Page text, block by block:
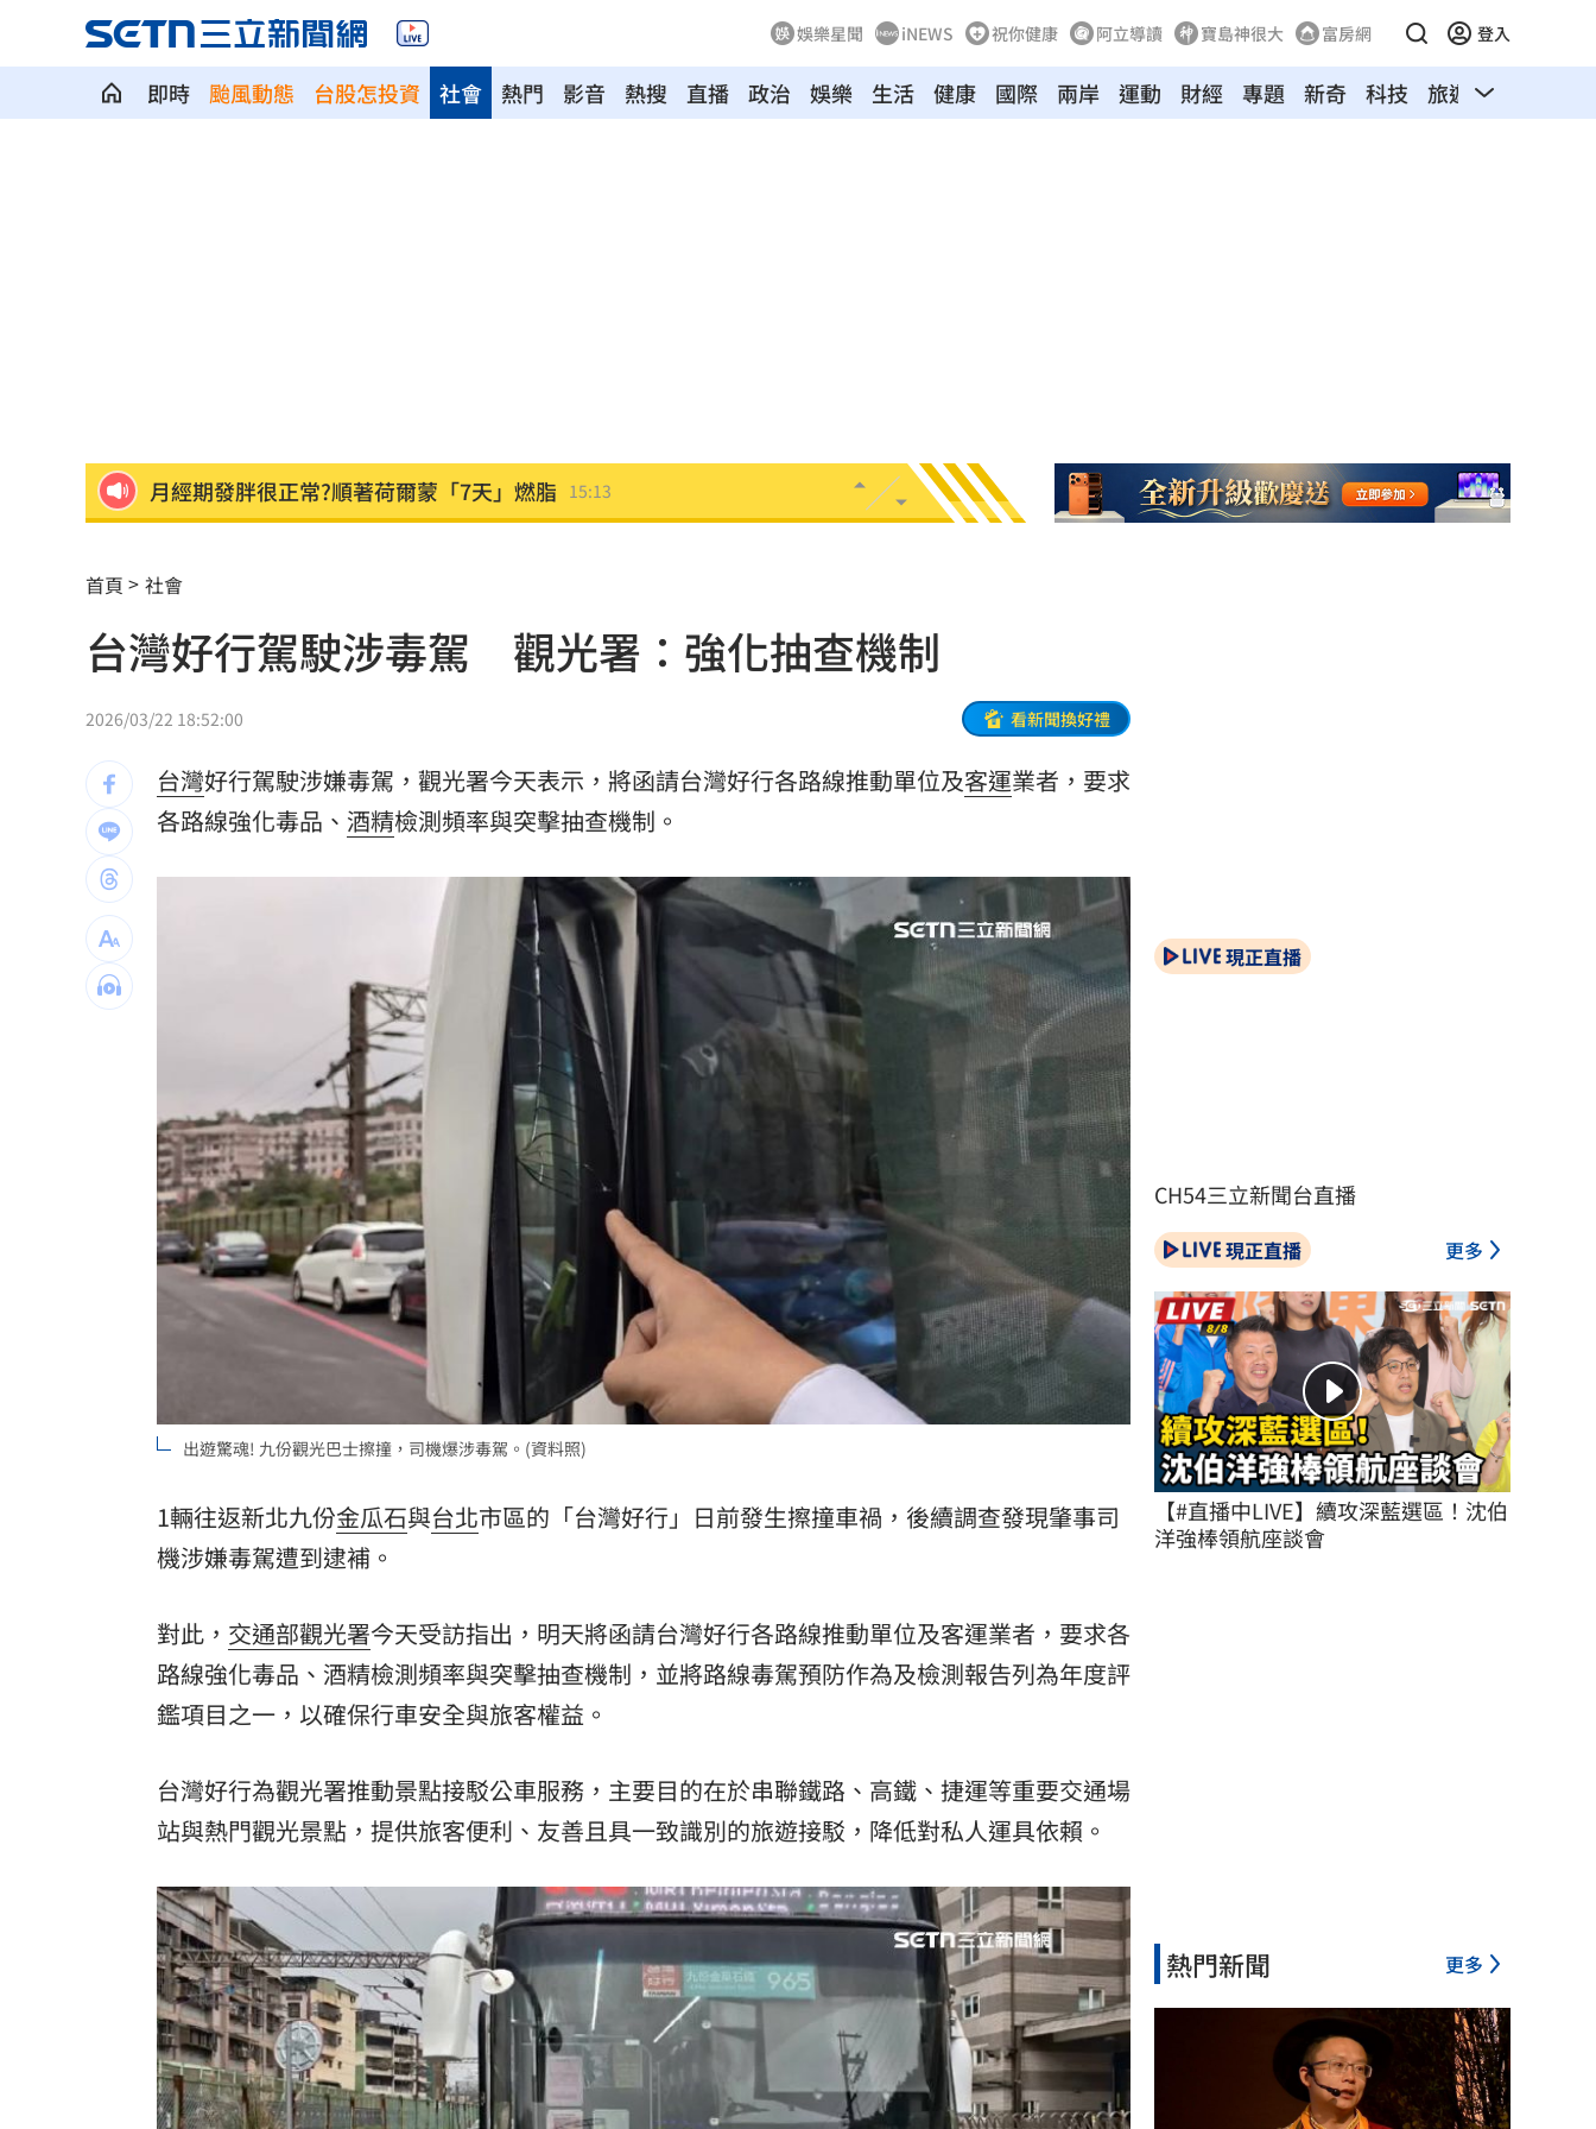
娛樂星聞 iNEWS 祝你健康 阿立導讀 寶島神很大 富房網 登入
即時 颱風動態 台股怎投資 熱門 影音 熱搜 直播 政治
社會 娛樂 生活 健康 國際 兩岸 運動 財經 專題 新奇 科技 旅遊 汽車
月經期發胖很正常?順著荷爾蒙「7天」燃脂 15:13
藥華藥AOP仲裁出爐 公司財務無重大影響 15:12
慈濟內部信曝光！還原遭詐10億採購過程 14:58
結婚契機曝 HAHA「這一句話」讓星認定他
中秋不吃月餅！最黑蛋黃酥、老店蛋捲開搶 14:50
演活腦麻患者奪獎 柯淑勤愛女放話嗆媽媽
役男潛逃被抓曝悲慘處境！兄母入獄缺錢花 14:46
雨天鞋子濕「1錯誤習慣」香港腳黴菌狂長 14:39
上節目驚傳拿不到酬勞 8點檔男星曝內幕 14:36
白海豚殺到家門口！下週恐又有熱帶擾動 14:36
自稱台大學姐遭追問 姜厚任女友回應了 14:33
聽一句「老公」！單親媽交5卡下場慘 14:32
非洲這國拒絕台灣護照入境 外交部發聲了 14:32
台灣彩券開獎直播中 20:31
LIVE三立+24小時直播 15:27
AI時代！威力馬導入智慧營運系統提升效率 12:00
台彩父親節推新刮刮樂千萬頭獎超「爸」氣
8國球員齊聚高雄 Formosa 7s掀足球熱潮 10:00
理想混蛋號召粉絲跨海追星吃美食！ 18:15
首頁 社會
台灣好行駕駛涉毒駕 觀光署：強化抽查機制
2026/03/22 18:52:00 看新聞換好禮
台灣好行駕駛涉嫌毒駕，觀光署今天表示，將函請台灣好行各路線推動單位及客運業者，要求
各路線強化毒品、 酒精檢測頻率與突擊抽查機制。
出遊驚魂! 九份觀光巴士擦撞，司機爆涉毒駕。(資料照)
1輛往返新北九份金瓜石與台北市區的「台灣好行」日前發生擦撞車禍，後續調查發現肇事司
機涉嫌毒駕遭到逮補。
對此， 交通部觀光署今天受訪指出，明天將函請台灣好行各路線推動單位及客運業者，要求各
路線強化毒品、酒精檢測頻率與突擊抽查機制，並將路線毒駕預防作為及檢測報告列為年度評
鑑項目之一，以確保行車安全與旅客權益。
台灣好行為觀光署推動景點接駁公車服務，主要目的在於串聯鐵路、高鐵、捷運等重要交通場
站與熱門觀光景點，提供旅客便利、友善且具一致識別的旅遊接駁，降低對私人運具依賴。
現正直播
CH54三立新聞台直播
現正直播 更多
【#直播中LIVE】續攻深藍選區！沈伯
洋強棒領航座談會
熱門新聞 更多